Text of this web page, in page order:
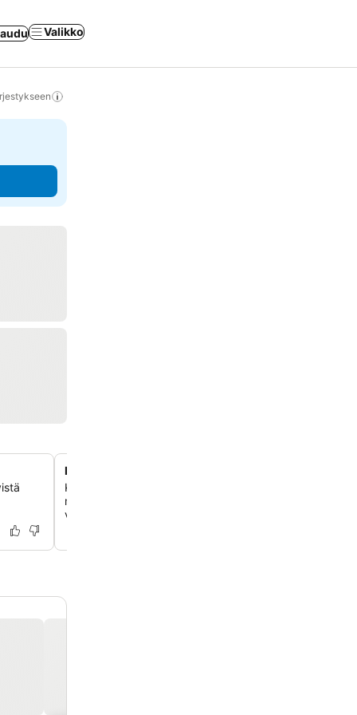
Valikko
Historiallinen venetsialainen vieraanvaraisuus
Koe yksi Venetsian vanhimmista hotelleista, joka tarjoaa
majoituksen perinteisillä kalusteilla ja tarinallisella
vanhankaupungin sydämessä.